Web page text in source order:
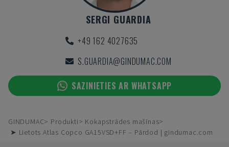
SERGI GUARDIA
+49 162 4027635
S.GUARDIA@GINDUMAC.COM
SAZINIETIES AR WHATSAPP
GINDUMAC Produkti
Kokapstrādes mašīnas
➤ Lietots Atlas Copco GA15VSD+FF – Pārdod | gindumac.com